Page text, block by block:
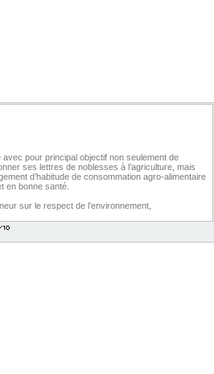
pour principal objectif non seulement de
ses lettres de noblesses à l’agriculture, mais
d’habitude de consommation agro-alimentaire
en bonne santé.
sur le respect de l’environnement,